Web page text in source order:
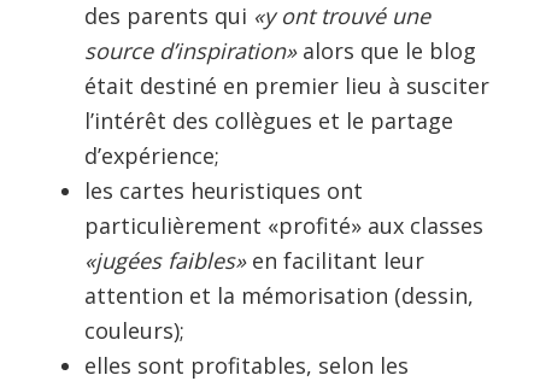
des parents qui «y ont trouvé une
source d’inspiration»alors que le blog
était destiné en premier lieu à susciter
l’intérêt des collègues et le partage
d’expérience;
les cartes heuristiques ont
particulièrement «profité» aux classes
«jugées faibles»en facilitant leur
attention et la mémorisation (dessin,
couleurs);
elles sont profitables, selon les